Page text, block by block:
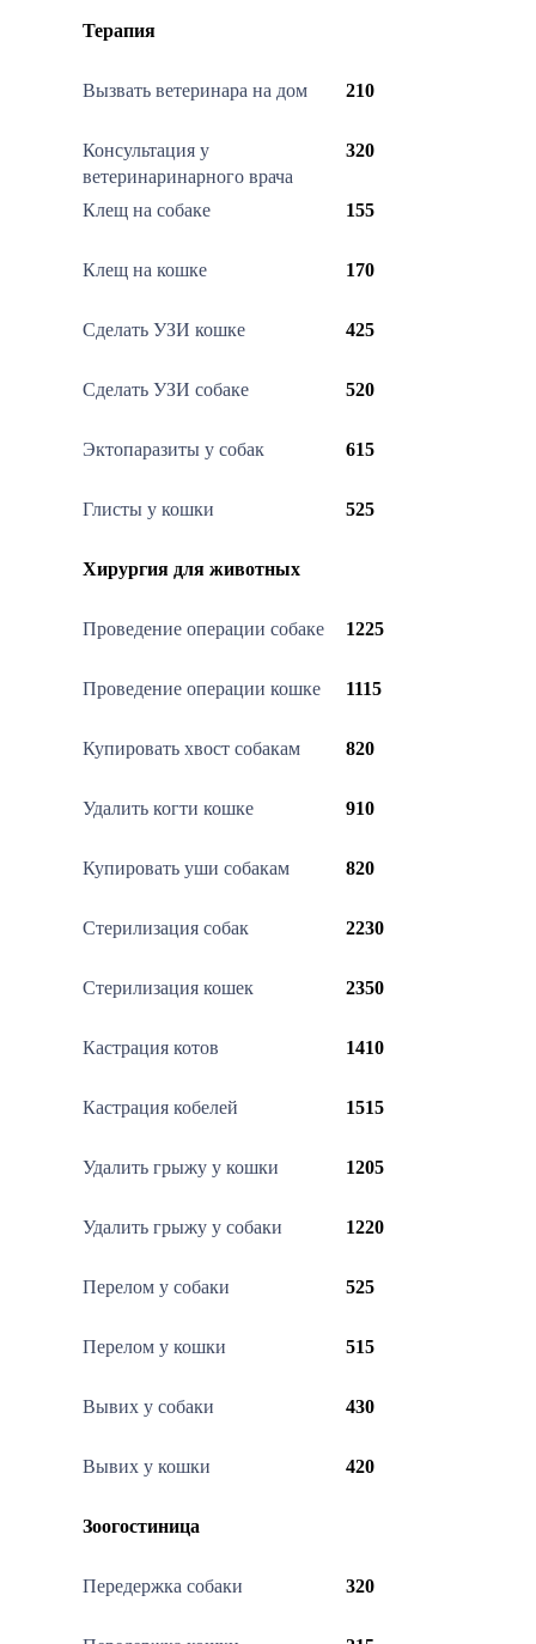
Терапия
Вызвать ветеринара на дом 210
Консультация у
ветеринаринарного врача
320
Клещ на собаке 155
Клещ на кошке 170
Сделать УЗИ кошке 425
Сделать УЗИ собаке 520
Эктопаразиты у собак 615
Глисты у кошки 525
Хирургия для животных
Проведение операции собаке 1225
Проведение операции кошке 1115
Купировать хвост собакам 820
Удалить когти кошке 910
Купировать уши собакам 820
Стерилизация собак 2230
Стерилизация кошек 2350
Кастрация котов 1410
Кастрация кобелей 1515
Удалить грыжу у кошки 1205
Удалить грыжу у собаки 1220
Перелом у собаки 525
Перелом у кошки 515
Вывих у собаки 430
Вывих у кошки 420
Зоогостиница
Передержка собаки 320